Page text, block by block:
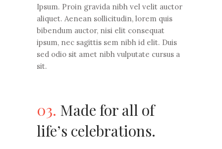
Ipsum. Proin gravida nibh vel velit auctor
aliquet. Aenean sollicitudin, lorem quis
bibendum auctor, nisi elit consequat
ipsum, nec sagittis sem nibh id elit. Duis
sed odio sit amet nibh vulputate cursus a
sit.
03. Made for all of
life’s celebrations.